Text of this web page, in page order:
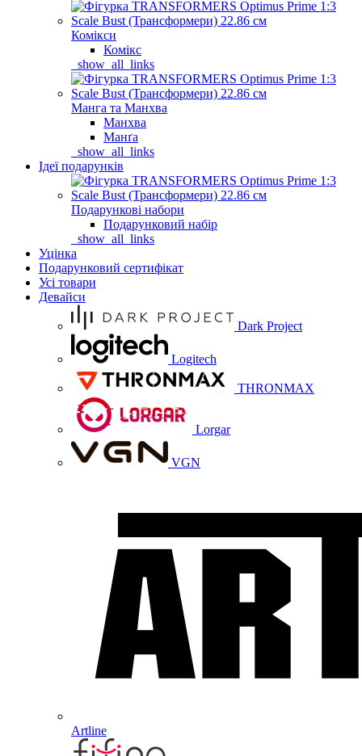
Комікси
Комікс
_show_all_links
Манга та Манхва
Манхва
Манґа
_show_all_links
Ідеї подарунків
Подарункові набори
Подарунковий набір
_show_all_links
Уцінка
Подарунковий сертифікат
Усі товари
Девайси
Dark Project
Logitech
THRONMAX
Lorgar
VGN
Artline